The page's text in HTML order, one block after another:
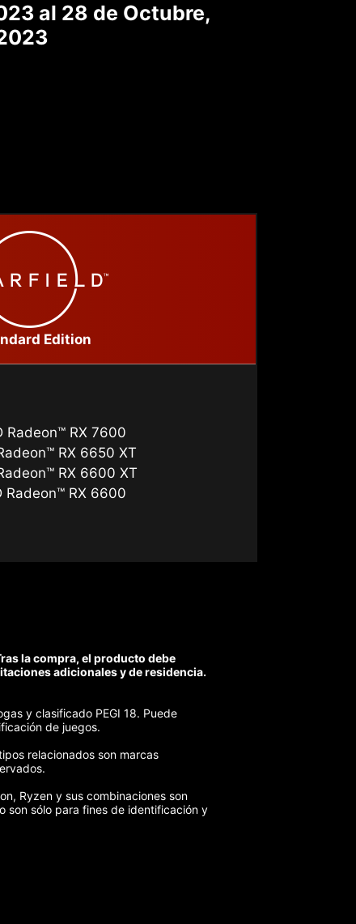
al 28 de Octubre,
Edition
Radeon™ RX 7600
RX 6650 XT
RX 6600 XT
Radeon™ RX 6600
la compra, el producto debe
adicionales y de residencia.
y clasificado PEGI 18. Puede
de juegos.
relacionados son marcas
Ryzen y sus combinaciones son
son sólo para fines de identificación y